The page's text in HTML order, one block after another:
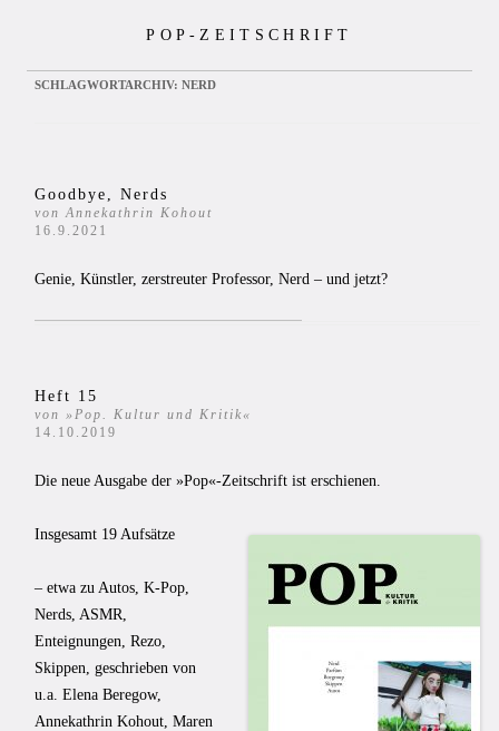
POP-ZEITSCHRIFT
SCHLAGWORTARCHIV: NERD
Goodbye, Nerds
von Annekathrin Kohout
16.9.2021
Genie, Künstler, zerstreuter Professor, Nerd – und jetzt?
Heft 15
von »Pop. Kultur und Kritik«
14.10.2019
Die neue Ausgabe der »Pop«-Zeitschrift ist erschienen.
Insgesamt 19 Aufsätze
– etwa zu Autos, K-Pop,
Nerds, ASMR,
Enteignungen, Rezo,
Skippen, geschrieben von
u.a. Elena Beregow,
Annekathrin Kohout, Maren